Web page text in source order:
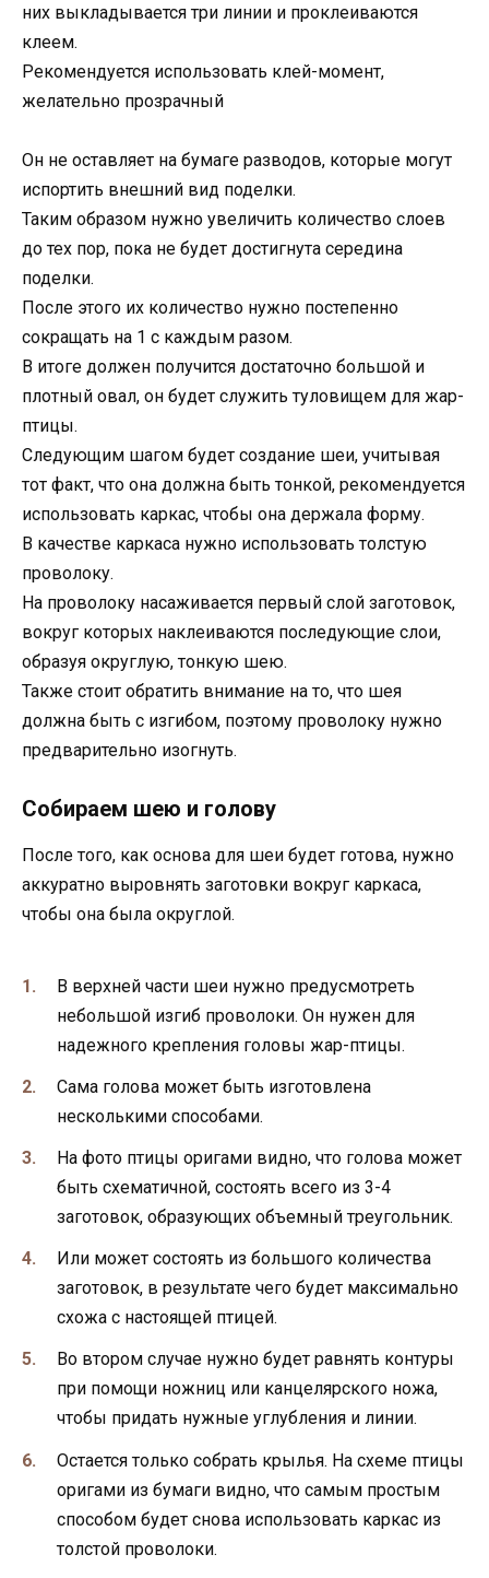
них выкладывается три линии и проклеиваются
клеем.
Рекомендуется использовать клей-момент,
желательно прозрачный
Он не оставляет на бумаге разводов, которые могут
испортить внешний вид поделки.
Таким образом нужно увеличить количество слоев
до тех пор, пока не будет достигнута середина
поделки.
После этого их количество нужно постепенно
сокращать на 1 с каждым разом.
В итоге должен получится достаточно большой и
плотный овал, он будет служить туловищем для жар-
птицы.
Следующим шагом будет создание шеи, учитывая
тот факт, что она должна быть тонкой, рекомендуется
использовать каркас, чтобы она держала форму.
В качестве каркаса нужно использовать толстую
проволоку.
На проволоку насаживается первый слой заготовок,
вокруг которых наклеиваются последующие слои,
образуя округлую, тонкую шею.
Также стоит обратить внимание на то, что шея
должна быть с изгибом, поэтому проволоку нужно
предварительно изогнуть.
Собираем шею и голову
После того, как основа для шеи будет готова, нужно
аккуратно выровнять заготовки вокруг каркаса,
чтобы она была округлой.
В верхней части шеи нужно предусмотреть
небольшой изгиб проволоки. Он нужен для
надежного крепления головы жар-птицы.
Сама голова может быть изготовлена
несколькими способами.
На фото птицы оригами видно, что голова может
быть схематичной, состоять всего из 3-4
заготовок, образующих объемный треугольник.
Или может состоять из большого количества
заготовок, в результате чего будет максимально
схожа с настоящей птицей.
Во втором случае нужно будет равнять контуры
при помощи ножниц или канцелярского ножа,
чтобы придать нужные углубления и линии.
Остается только собрать крылья. На схеме птицы
оригами из бумаги видно, что самым простым
способом будет снова использовать каркас из
толстой проволоки.